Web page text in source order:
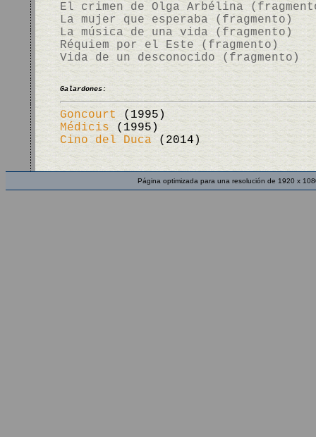
El crimen de Olga Arbélina
La mujer que esperaba (fragmento)
La música de una vida (fragmento)
Réquiem por el Este (fragmento)
Vida de un desconocido (fragmento)
Galardones:
Goncourt
(1995)
Médicis (1995)
Cino del Duca (2014)
Página optimizada para una resolución de 1920 x